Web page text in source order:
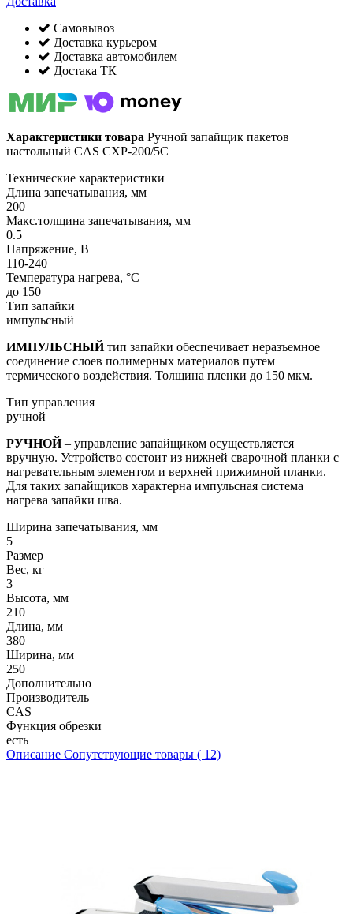
Самовывоз
Доставка курьером
Доставка автомобилем
Достака ТК
Характеристики товара Ручной запайщик пакетов
настольный CAS CXP-200/5С
Технические характеристики
Длина запечатывания, мм
200
Макс.толщина запечатывания, мм
0.5
Напряжение, В
110-240
Температура нагрева, °C
до 150
Тип запайки
импульсный
ИМПУЛЬСНЫЙтип запайки обеспечивает неразъемное
соединение слоев полимерных материалов путем
термического воздействия. Толщина пленки до 150 мкм.
Тип управления
ручной
РУЧНОЙ– управление запайщиком осуществляется
вручную. Устройство состоит из нижней сварочной планки с
нагревательным элементом и верхней прижимной планки.
Для таких запайщиков характерна импульсная система
нагрева запайки шва.
Ширина запечатывания, мм
5
Размер
Вес, кг
3
Высота, мм
210
Длина, мм
380
Ширина, мм
250
Дополнительно
Производитель
CAS
Функция обрезки
есть
Описание Сопутствующие товары ( 12)